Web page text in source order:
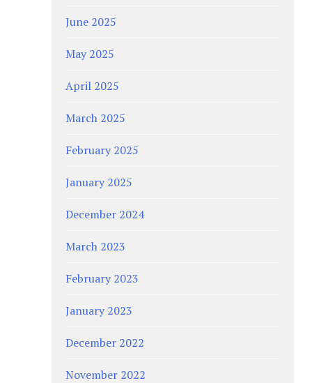
June 2025
May 2025
April 2025
March 2025
February 2025
January 2025
December 2024
March 2023
February 2023
January 2023
December 2022
November 2022